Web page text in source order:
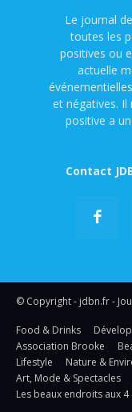
Le journal
toutes les
positives ou
actuelle
et négatives. Il
positive a
Contact
© Copyright - jdbn.fr -
Food & Drinks
Association Brooke
Lifestyle
Nature &
Art, Mode & Spectacles
Les beaux endroits aux